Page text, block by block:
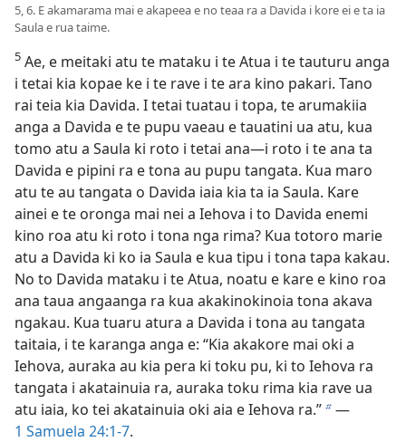
5, 6. E akamarama mai e akapeea e no teaa ra a Davida i kore ei e ta ia
Saula e rua taime.
5 Ae, e meitaki atu te mataku i te Atua i te tauturu anga
i tetai kia kopae ke i te rave i te ara kino pakari. Tano
rai teia kia Davida. I tetai tuatau i topa, te arumakiia
anga a Davida e te pupu vaeau e tauatini ua atu, kua
tomo atu a Saula ki roto i tetai ana​—i roto i te ana ta
Davida e pipini ra e tona au pupu tangata. Kua maro
atu te au tangata o Davida iaia kia ta ia Saula. Kare
ainei e te oronga mai nei a Iehova i to Davida enemi
kino roa atu ki roto i tona nga rima? Kua totoro marie
atu a Davida ki ko ia Saula e kua tipu i tona tapa kakau.
No to Davida mataku i te Atua, noatu e kare e kino roa
ana taua angaanga ra kua akakinokinoia tona akava
ngakau. Kua tuaru atura a Davida i tona au tangata
taitaia, i te karanga anga e: “Kia akakore mai oki a
Iehova, auraka au kia pera ki toku pu, ki to Iehova ra
tangata i akatainuia ra, auraka toku rima kia rave ua
atu iaia, ko tei akatainuia oki aia e Iehova ra.”b​—
1 Samuela 24:1-7.